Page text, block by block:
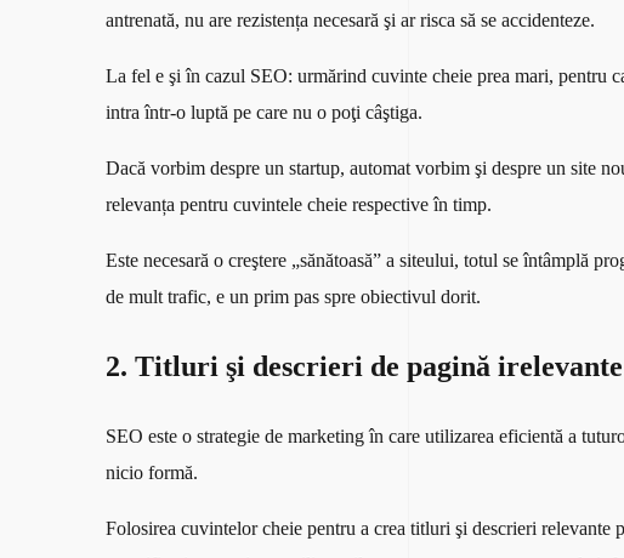
antrenată, nu are rezistența necesară şi ar risca să se accidenteze.
La fel e şi în cazul SEO: urmărind cuvinte cheie prea mari, pentru
intra într-o luptă pe care nu o poţi câştiga.
Dacă vorbim despre un startup, automat vorbim şi despre un site
relevanța pentru cuvintele cheie respective în timp.
Este necesară o creştere „sănătoasă” a siteului, totul se întâmplă
de mult trafic, e un prim pas spre obiectivul dorit.
2. Titluri şi descrieri de pagină irelevante
SEO este o strategie de marketing în care utilizarea eficientă a
nicio formă.
Folosirea cuvintelor cheie pentru a crea titluri şi descrieri